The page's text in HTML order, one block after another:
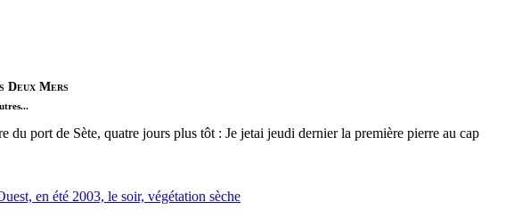
Deux Mers
port de Sète, quatre jours plus tôt : Je jetai jeudi dernier la première pierre au cap